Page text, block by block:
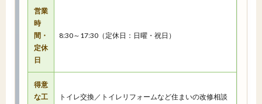
営業
時
間・
定休
日
8:30～17:30（定休日：日曜・祝日）
得意
な工
トイレ交換／トイレリフォームなど住まいの改修相談